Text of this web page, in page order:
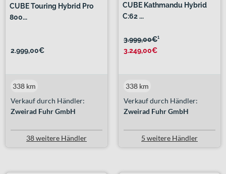
CUBE Touring Hybrid Pro
800...
2.999,00€
Verkauf durch Händler:
Zweirad Fuhr GmbH
338 km
38 weitere Händler
CUBE Kathmandu Hybrid
C:62 ...
3.999,00€¹
3.249,00€
Verkauf durch Händler:
Zweirad Fuhr GmbH
338 km
5 weitere Händler